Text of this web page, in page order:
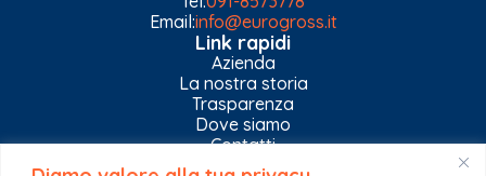
Email:info@eurogross.it
Link rapidi
Azienda
La nostra storia
Trasparenza
Dove siamo
Contatti